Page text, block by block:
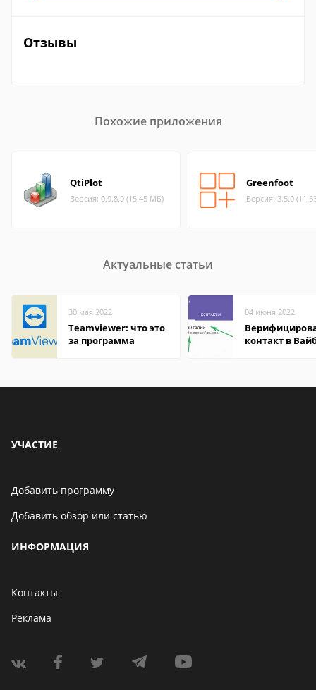
Отзывы
Похожие приложения
QtiPlot
Версия: 0.9.8.9 (15.45 МБ)
Greenfoot
Версия: 3.5.0
Актуальные статьи
30 мая 2022
Teamviewer: что это
за программа
04 июня 2022
контакт в
УЧАСТИЕ
Добавить программу
Добавить обзор или статью
ИНФОРМАЦИЯ
Контакты
Реклама